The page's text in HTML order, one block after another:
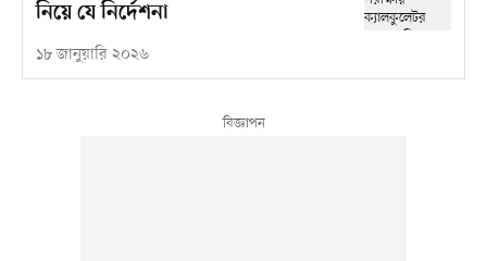
নিয়ে যে নির্দেশনা
১৮ জানুয়ারি ২০২৬